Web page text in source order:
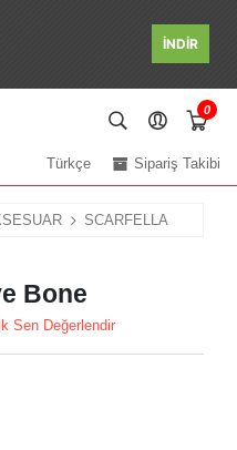
İNDİR
0
Sipariş Takibi
Türkçe
SCARFELLA
Bone
İlk Sen Değerlendir